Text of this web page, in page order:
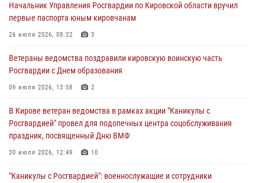
поддельной купюры
04 августа 2026, 09:30
03 августа 2026, 09:01
В Кирове росгвардейцы и ветераны ведомства приняли участие в
03 августа 2026, 08:45
В Кирове росгвардейцы задержали подозреваемого в краже из
магазина
Начальник Управления Росгвардии по Кировской области вручил
первые паспорта юным кировчанам
26 июля 2026, 08:22 3
Ветераны ведомства поздравили кировскую воинскую часть
Росгвардии с Днем образования
09 июля 2026, 13:58 2
В Кирове ветеран ведомства в рамках акции "Каникулы с
Росгвардией" провел для подопечных центра соцобслуживания
праздник, посвященный Дню ВМФ
30 июля 2026, 12:49 10
"Каникулы с Росгвардией": военнослужащие и сотрудники